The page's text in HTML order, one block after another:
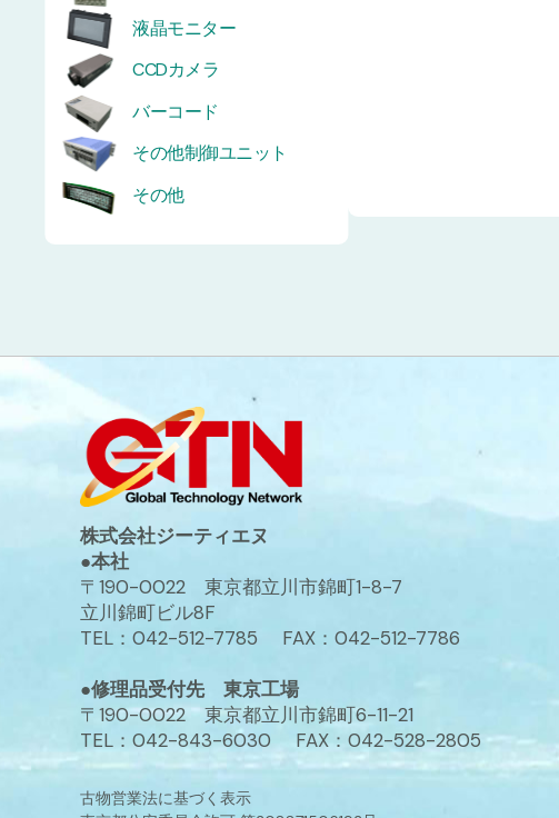
液晶モニター
CCDカメラ
バーコード
その他制御ユニット
その他
株式会社ジーティエヌ
●本社
〒190-0022 東京都立川市錦町1-8-7
立川錦町ビル8F
TEL：042-512-7785 FAX：042-512-7786
●修理品受付先 東京工場
〒190-0022 東京都立川市錦町6-11-21
TEL：042-843-6030 FAX：042-528-2805
古物営業法に基づく表示